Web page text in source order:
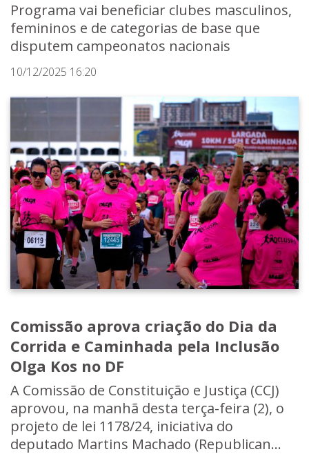
Programa vai beneficiar clubes masculinos,
femininos e de categorias de base que
disputem campeonatos nacionais
10/12/2025 16:20
Comissão aprova criação do Dia da
Corrida e Caminhada pela Inclusão
Olga Kos no DF
A Comissão de Constituição e Justiça (CCJ)
aprovou, na manhã desta terça-feira (2), o
projeto de lei 1178/24, iniciativa do
deputado Martins Machado (Republican...